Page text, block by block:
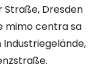
Straße, Dresden
mimo centra sa
Industriegelände,